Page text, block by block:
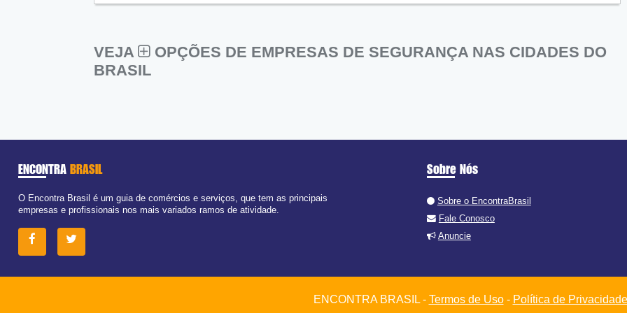
VEJA
OPÇÕES DE EMPRESAS DE SEGURANÇA NAS CIDADES DO
BRASIL
ENCONTRA BRASIL
O Encontra Brasil é um guia de comércios e serviços, que tem as principais
empresas e profissionais nos mais variados ramos de atividade.
Sobre Nós
Sobre o EncontraBrasil
Fale Conosco
Anuncie
ENCONTRA BRASIL - Termos de Uso- Política de Privacidade